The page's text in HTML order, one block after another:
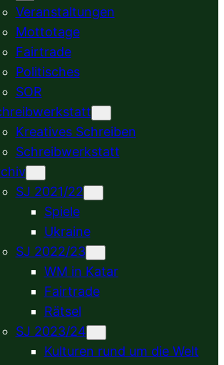
Veranstaltungen
Mottotage
Fairtrade
Politisches
SOR
Kreatives Schreiben
Schreibwerkstatt
SJ 2021/22
Spiele
Ukraine
SJ 2022/23
WM in Katar
Fairtrade
Rätsel
SJ 2023/24
Kulturen rund um die Welt